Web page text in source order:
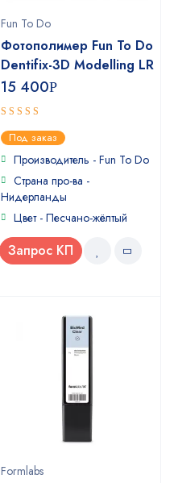
Fun To Do
Фотополимер Fun To Do
Dentifix-3D Modelling LR
15 400Р
5out of 5
Под заказ
Производитель - Fun To Do
Страна про-ва -
Нидерланды
Цвет - Песчано-жёлтый
Запрос КП
Formlabs